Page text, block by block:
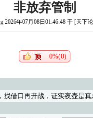
非放弃管制
2026年07月08日01:46:48 于 [天下
0%(0)
找借口再开战，证实夜壶是真